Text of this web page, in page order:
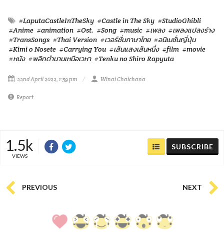
#LaputaCastleInTheSky #Castle in The Sky #StudioGhibli
#Anime #animation #Ost. #Song #music #เพลง #เพลงแปลงร่าง
#TransSongs #Thai Version #เวอร์ชั่นภาษาไทย #อนิเมชั่นญี่ปุ่น
#Kimi o Nosete #Carrying You #เส้นแสงเส้นหนึ่ง #film #movie
#หนัง #พลิกตำนานเหนือเวหา #Tenku no Shiro Rapyuta
22nd April 2022, 1:59 pm Winai Chaichana
Report
1.5k
VIEWS
SUBSCRIBE
PREVIOUS NEXT